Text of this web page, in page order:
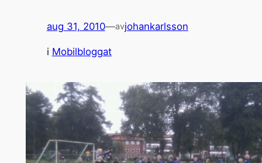
aug 31, 2010—avjohankarlsson
i Mobilbloggat